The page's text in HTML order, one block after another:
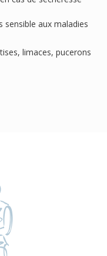
sensible aux maladies
limaces, pucerons